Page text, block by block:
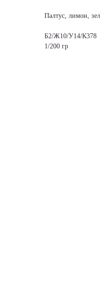
Палтус, лимон,
Б2/Ж10/У14/К378
1/200 гр